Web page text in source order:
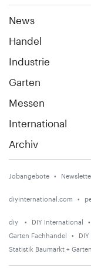
News
Handel
Industrie
Garten
Messen
International
Archiv
Jobangebote
diyinternational.com
diy DIY International
Garten Fachhandel
Statistik Baumarkt + Garten